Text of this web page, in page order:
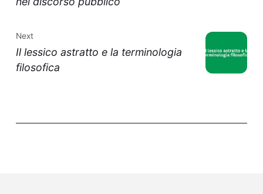
Next
Il lessico astratto e la terminologia
filosofica